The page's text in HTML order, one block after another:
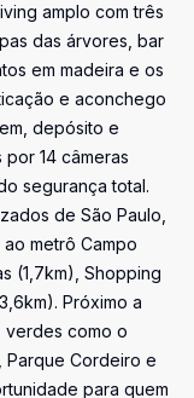
amplo com três
das árvores, bar
em madeira e os
e aconchego
depósito e
14 câmeras
segurança total.
de São Paulo,
metrô Campo
(1,7km), Shopping
Próximo a
verdes como o
Parque Cordeiro e
para quem